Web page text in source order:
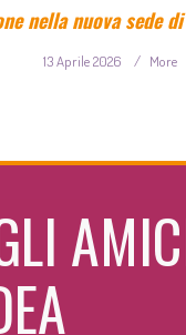
nella nuova sede
13 Aprile 2026 / More